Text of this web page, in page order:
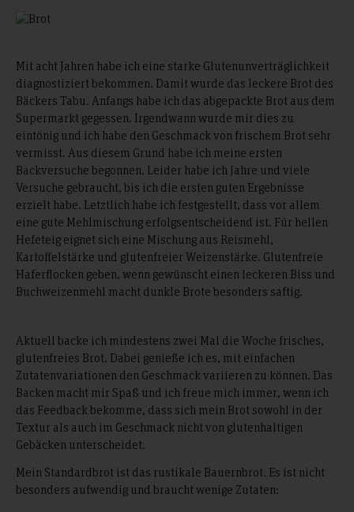
Mit acht Jahren habe ich eine starke Glutenunverträglichkeit
diagnostiziert bekommen. Damit wurde das leckere Brot des
Bäckers Tabu. Anfangs habe ich das abgepackte Brot aus dem
Supermarkt gegessen. Irgendwann wurde mir dies zu
eintönig und ich habe den Geschmack von frischem Brot sehr
vermisst. Aus diesem Grund habe ich meine ersten
Backversuche begonnen. Leider habe ich Jahre und viele
Versuche gebraucht, bis ich die ersten guten Ergebnisse
erzielt habe. Letztlich habe ich festgestellt, dass vor allem
eine gute Mehlmischung erfolgsentscheidend ist. Für hellen
Hefeteig eignet sich eine Mischung aus Reismehl,
Kartoffelstärke und glutenfreier Weizenstärke. Glutenfreie
Haferflocken geben, wenn gewünscht einen leckeren Biss und
Buchweizenmehl macht dunkle Brote besonders saftig.
Aktuell backe ich mindestens zwei Mal die Woche frisches,
glutenfreies Brot. Dabei genieße ich es, mit einfachen
Zutatenvariationen den Geschmack variieren zu können. Das
Backen macht mir Spaß und ich freue mich immer, wenn ich
das Feedback bekomme, dass sich mein Brot sowohl in der
Textur als auch im Geschmack nicht von glutenhaltigen
Gebäcken unterscheidet.
Mein Standardbrot ist das rustikale Bauernbrot. Es ist nicht
besonders aufwendig und braucht wenige Zutaten: